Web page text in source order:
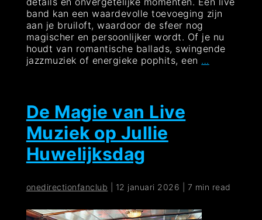
band kan een waardevolle toevoeging zijn
aan je bruiloft, waardoor de sfeer nog
magischer en persoonlijker wordt. Of je nu
houdt van romantische ballads, swingende
jazzmuziek of energieke pophits, een …
De Magie van Live
Muziek op Jullie
Huwelijksdag
onedirectionfanclub 12 januari 2026 7 min read